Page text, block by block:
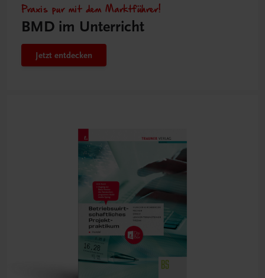
Praxis pur mit dem Marktführer!
BMD im Unterricht
Jetzt entdecken